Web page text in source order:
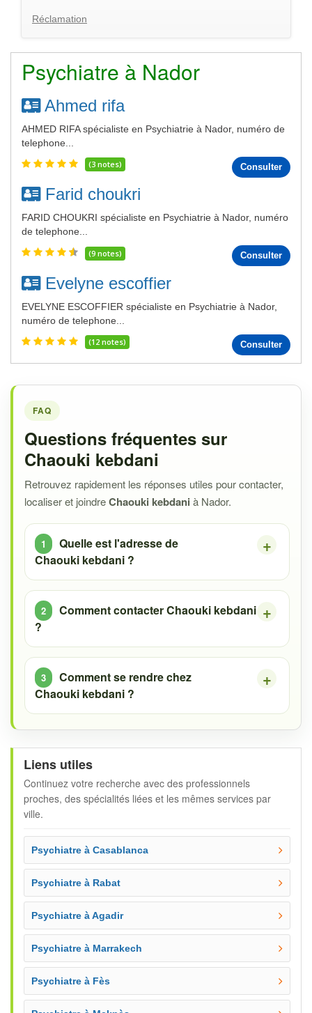
Réclamation
Psychiatre à Nador
Ahmed rifa
AHMED RIFA spécialiste en Psychiatrie à Nador, numéro de
telephone...
(3 notes) Consulter
Farid choukri
FARID CHOUKRI spécialiste en Psychiatrie à Nador, numéro
de telephone...
(9 notes) Consulter
Evelyne escoffier
EVELYNE ESCOFFIER spécialiste en Psychiatrie à Nador,
numéro de telephone...
(12 notes) Consulter
FAQ
Questions fréquentes sur
Chaouki kebdani
Retrouvez rapidement les réponses utiles pour contacter,
localiser et joindreChaouki kebdani à Nador.
Quelle est l'adresse de
Chaouki kebdani ?
Comment contacter Chaouki kebdani
?
Comment se rendre chez
Chaouki kebdani ?
Liens utiles
Continuez votre recherche avec des professionnels
proches, des spécialités liées et les mêmes services par
ville.
Psychiatre à Casablanca
Psychiatre à Rabat
Psychiatre à Agadir
Psychiatre à Marrakech
Psychiatre à Fès